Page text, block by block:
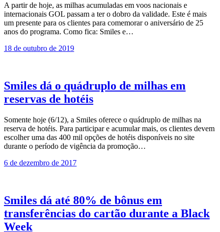
A partir de hoje, as milhas acumuladas em voos nacionais e
internacionais GOL passam a ter o dobro da validade. Este é mais
um presente para os clientes para comemorar o aniversário de 25
anos do programa. Como fica: Smiles e…
18 de outubro de 2019
Smiles dá o quádruplo de milhas em
reservas de hotéis
Somente hoje (6/12), a Smiles oferece o quádruplo de milhas na
reserva de hotéis. Para participar e acumular mais, os clientes devem
escolher uma das 400 mil opções de hotéis disponíveis no site
durante o período de vigência da promoção…
6 de dezembro de 2017
Smiles dá até 80% de bônus em
transferências do cartão durante a Black
Week